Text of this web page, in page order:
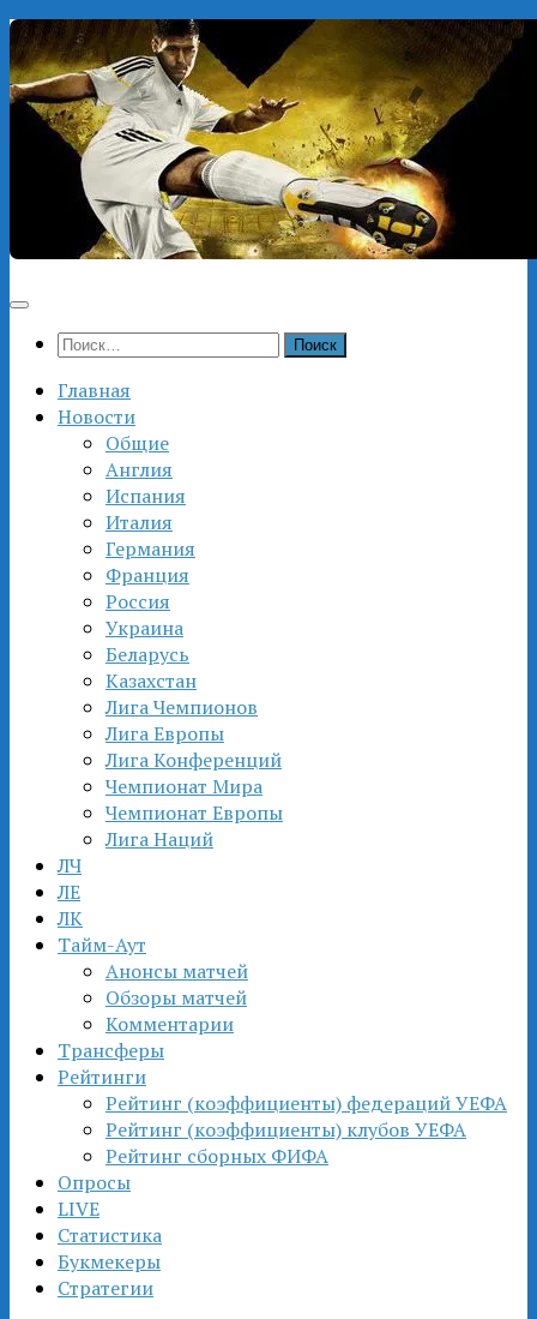
Перейти
к
содержимому
Найти:
Главная
Новости
Общие
Англия
Испания
Италия
Германия
Франция
Россия
Украина
Беларусь
Казахстан
Лига Чемпионов
Лига Европы
Лига Конференций
Чемпионат Мира
Чемпионат Европы
Лига Наций
ЛЧ
ЛЕ
ЛК
Тайм-Аут
Анонсы матчей
Обзоры матчей
Комментарии
Трансферы
Рейтинги
Рейтинг (коэффициенты) федераций УЕФА
Рейтинг (коэффициенты) клубов УЕФА
Рейтинг сборных ФИФА
Опросы
LIVE
Статистика
Букмекеры
Стратегии